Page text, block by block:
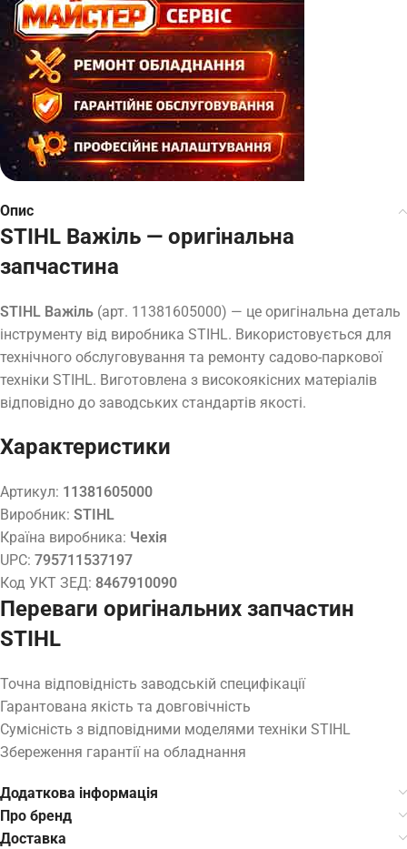
Опис
STIHL Важіль — оригінальна
запчастина
STIHL Важіль (арт. 11381605000) — це оригінальна деталь
інструменту від виробника STIHL. Використовується для
технічного обслуговування та ремонту садово-паркової
техніки STIHL. Виготовлена з високоякісних матеріалів
відповідно до заводських стандартів якості.
Характеристики
Артикул: 11381605000
Виробник: STIHL
Країна виробника: Чехія
UPC: 795711537197
Код УКТ ЗЕД: 8467910090
Переваги оригінальних запчастин
STIHL
Точна відповідність заводській специфікації
Гарантована якість та довговічність
Сумісність з відповідними моделями техніки STIHL
Збереження гарантії на обладнання
Додаткова інформація
Про бренд
Доставка